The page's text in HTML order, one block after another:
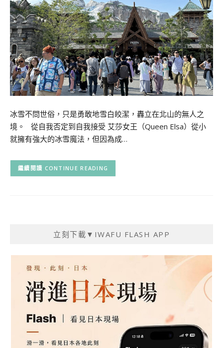
冰雪不問世俗，只是勇敢地雪白皎潔，轟立在北山的無人之
境。 從自我否定到自我接受 艾莎女王（Queen Elsa）從小
就擁有強大的冰雪魔法，但因為成…
CONTINUE READING
立刻下載▼IWAFU FLASH APP